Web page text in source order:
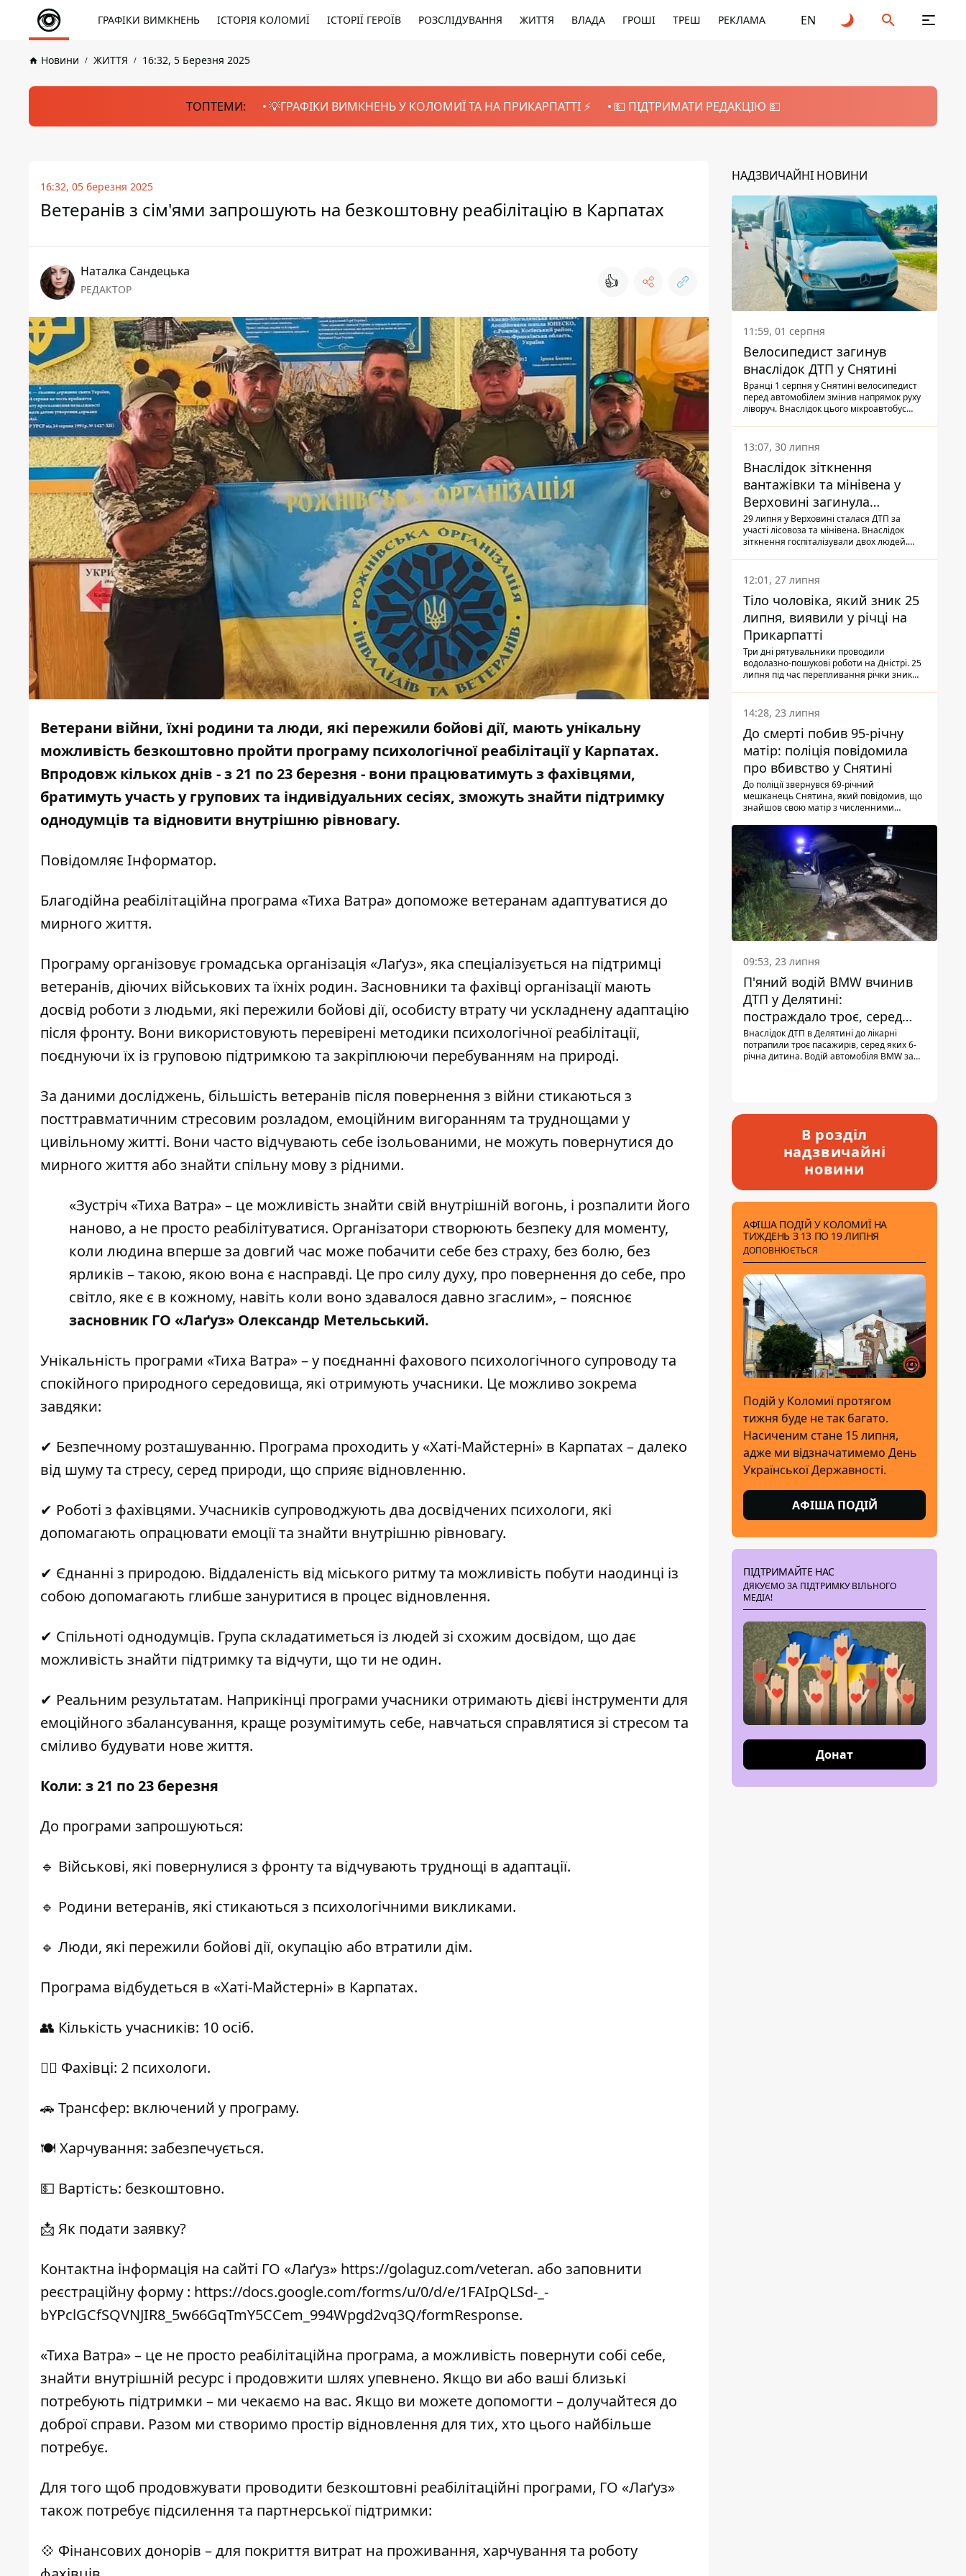
ГРАФІКИ ВИМКНЕНЬ ІСТОРІЯ КОЛОМИЇ ІСТОРІЇ ГЕРОЇВ РОЗСЛІДУВАННЯ ЖИТТЯ ВЛАДА ГРОШІ ТРЕШ РЕКЛАМА EN
Новини ЖИТТЯ 16:32, 5 Березня 2025
ТОПТЕМИ: 💡ГРАФІКИ ВИМКНЕНЬ У КОЛОМИЇ ТА НА ПРИКАРПАТТІ ⚡️ 💵 ПІДТРИМАТИ РЕДАКЦІЮ 💵
16:32, 05 березня 2025
Ветеранів з сім'ями запрошують на безкоштовну реабілітацію в Карпатах
Наталка Сандецька
РЕДАКТОР 👍
Ветерани війни, їхні родини та люди, які пережили бойові дії, мають унікальну
можливість безкоштовно пройти програму психологічної реабілітації у Карпатах.
Впродовж кількох днів - з 21 по 23 березня - вони працюватимуть з фахівцями,
братимуть участь у групових та індивідуальних сесіях, зможуть знайти підтримку
однодумців та відновити внутрішню рівновагу.
Повідомляє Інформатор.
Благодійна реабілітаційна програма «Тиха Ватра» допоможе ветеранам адаптуватися до
мирного життя.
Програму організовує громадська організація «Лаґуз», яка спеціалізується на підтримці
ветеранів, діючих військових та їхніх родин. Засновники та фахівці організації мають
досвід роботи з людьми, які пережили бойові дії, особисту втрату чи ускладнену адаптацію
після фронту. Вони використовують перевірені методики психологічної реабілітації,
поєднуючи їх із груповою підтримкою та закріплюючи перебуванням на природі.
За даними досліджень, більшість ветеранів після повернення з війни стикаються з
посттравматичним стресовим розладом, емоційним вигоранням та труднощами у
цивільному житті. Вони часто відчувають себе ізольованими, не можуть повернутися до
мирного життя або знайти спільну мову з рідними.
«Зустріч «Тиха Ватра» – це можливість знайти свій внутрішній вогонь, і розпалити його
наново, а не просто реабілітуватися. Організатори створюють безпеку для моменту,
коли людина вперше за довгий час може побачити себе без страху, без болю, без
ярликів – такою, якою вона є насправді. Це про силу духу, про повернення до себе, про
світло, яке є в кожному, навіть коли воно здавалося давно згаслим», – пояснює
засновник ГО «Лаґуз» Олександр Метельський.
Унікальність програми «Тиха Ватра» – у поєднанні фахового психологічного супроводу та
спокійного природного середовища, які отримують учасники. Це можливо зокрема
завдяки:
✔ Безпечному розташуванню. Програма проходить у «Хаті-Майстерні» в Карпатах – далеко
від шуму та стресу, серед природи, що сприяє відновленню.
✔ Роботі з фахівцями. Учасників супроводжують два досвідчених психологи, які
допомагають опрацювати емоції та знайти внутрішню рівновагу.
✔ Єднанні з природою. Віддаленість від міського ритму та можливість побути наодинці із
собою допомагають глибше зануритися в процес відновлення.
✔ Спільноті однодумців. Група складатиметься із людей зі схожим досвідом, що дає
можливість знайти підтримку та відчути, що ти не один.
✔ Реальним результатам. Наприкінці програми учасники отримають дієві інструменти для
емоційного збалансування, краще розумітимуть себе, навчаться справлятися зі стресом та
сміливо будувати нове життя.
Коли: з 21 по 23 березня
До програми запрошуються:
🔹 Військові, які повернулися з фронту та відчувають труднощі в адаптації.
🔹 Родини ветеранів, які стикаються з психологічними викликами.
🔹 Люди, які пережили бойові дії, окупацію або втратили дім.
Програма відбудеться в «Хаті-Майстерні» в Карпатах.
👥 Кількість учасників: 10 осіб.
🧑‍⚕️ Фахівці: 2 психологи.
🚗 Трансфер: включений у програму.
🍽 Харчування: забезпечується.
💵 Вартість: безкоштовно.
📩 Як подати заявку?
Контактна інформація на сайті ГО «Лаґуз» https://golaguz.com/veteran. або заповнити
реєстраційну форму : https://docs.google.com/forms/u/0/d/e/1FAIpQLSd-_-
bYPclGCfSQVNJIR8_5w66GqTmY5CCem_994Wpgd2vq3Q/formResponse.
«Тиха Ватра» – це не просто реабілітаційна програма, а можливість повернути собі себе,
знайти внутрішній ресурс і продовжити шлях упевнено. Якщо ви або ваші близькі
потребують підтримки – ми чекаємо на вас. Якщо ви можете допомогти – долучайтеся до
доброї справи. Разом ми створимо простір відновлення для тих, хто цього найбільше
потребує.
Для того щоб продовжувати проводити безкоштовні реабілітаційні програми, ГО «Лаґуз»
також потребує підсилення та партнерської підтримки:
💠 Фінансових донорів – для покриття витрат на проживання, харчування та роботу
НАДЗВИЧАЙНІ НОВИНИ
11:59, 01 серпня
Велосипедист загинув
внаслідок ДТП у Снятині
Вранці 1 серпня у Снятині велосипедист
перед автомобілем змінив напрямок руху
ліворуч. Внаслідок цього мікроавтобус
13:07, 30 липня
Внаслідок зіткнення
вантажівки та мінівена у
Верховині загинула
пасажирка, водійка - у
лікарні
29 липня у Верховині сталася ДТП за
участі лісовоза та мінівена. Внаслідок
зіткнення госпіталізували двох людей.
Також травми отримала водійка
автомобіля.
12:01, 27 липня
Тіло чоловіка, який зник 25
липня, виявили у річці на
Прикарпатті
Три дні рятувальники проводили
водолазно-пошукові роботи на Дністрі. 25
липня під час перепливання річки зник
виявили тіло.
14:28, 23 липня
До смерті побив 95-річну
матір: поліція повідомила
про вбивство у Снятині
До поліції звернувся 69-річний
мешканець Снятина, який повідомив, що
знайшов свою матір з численними
з'ясували правоохоронці, ці травми жінці
наніс її син.
09:53, 23 липня
П'яний водій BMW вчинив
ДТП у Делятині:
постраждало троє, серед
них - дитина
Внаслідок ДТП в Делятині до лікарні
потрапили троє пасажирів, серед яких 6-
річна дитина. Водій автомобіля BMW за
В розділ
надзвичайні
новини
АФІША ПОДІЙ У КОЛОМИЇ НА
ТИЖДЕНЬ З 13 ПО 19 ЛИПНЯ
ДОПОВНЮЄТЬСЯ
Подій у Коломиї протягом
тижня буде не так багато.
Насиченим стане 15 липня,
адже ми відзначатимемо День
Української Державності.
АФІША ПОДІЙ
ПІДТРИМАЙТЕ НАС
ДЯКУЄМО ЗА ПІДТРИМКУ ВІЛЬНОГО
МЕДІА!
Донат